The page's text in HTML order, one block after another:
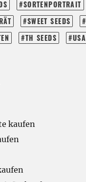
SORTENPORTRAIT
SWEET SEEDS
TH SEEDS USA
kaufen